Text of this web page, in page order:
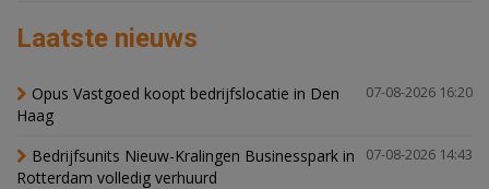
Laatste nieuws
07-08-2026 16:20
Opus Vastgoed koopt bedrijfslocatie in Den
Haag
07-08-2026 14:43
Bedrijfsunits Nieuw-Kralingen Businesspark in
Rotterdam volledig verhuurd